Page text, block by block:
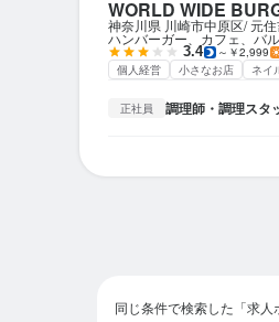
WORLD WIDE
神奈川県 川崎市中原区 元
ハンバーガー、カフェ、バル
3.4 ～￥2,999
個人経営
小さなお店 ネイ
正社員 調理師・調理スタ
同じ条件で検索した「求人